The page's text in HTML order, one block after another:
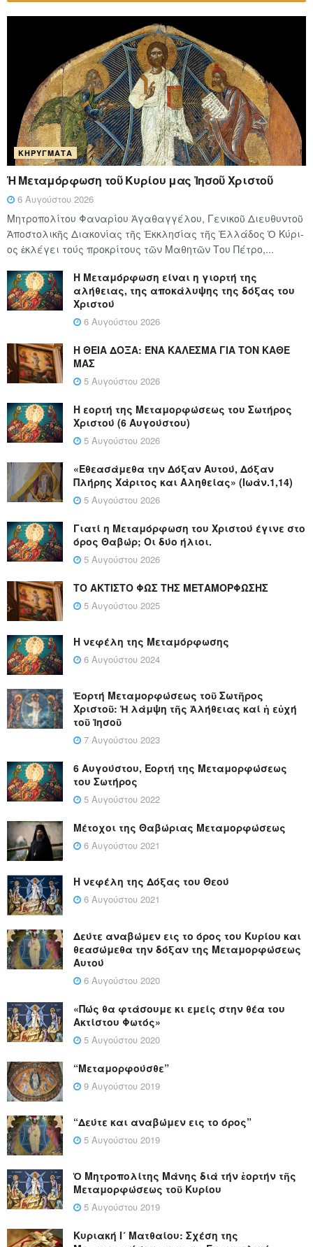
ΚΗΡΎΓΜΑΤΑ
Ἡ Μεταμόρφωση τοῦ Κυρίου μας Ἰησοῦ Χριστοῦ
6 Αυγούστου 2026
Μητροπολίτου Φαναρίου Ἀγαθαγγέλου, Γενικοῦ Διευθυντοῦ
Ἀποστολικῆς Διακονίας τῆς Ἐκκλησίας τῆς Ἑλλάδος Ὁ Κύ­ρι­
ος ἐκλέγει τούς προ­κρί­τους τῶν Μα­θη­τῶν Του Πέ­τρο,...
Η Μεταμόρφωση είναι η γιορτή της
αλήθειας, της αποκάλυψης της δόξας του
Χριστού
6 Αυγούστου 2026
Η ΘΕΙΑ ΔΟΞΑ: ΈΝΑ ΚΑΛΕΣΜΑ ΓΙΑ ΤΟΝ ΚΑΘΕ
ΜΑΣ
5 Αυγούστου 2026
Η εορτή της Μεταμορφώσεως του Σωτήρος
Χριστού (6 Αυγούστου)
5 Αυγούστου 2026
«Εθεασάμεθα την Δόξαν Αυτού, Δόξαν
Πλήρης Χάριτος και Αληθείας» (Ιωάν.1,14)
5 Αυγούστου 2026
Γιατί η Μεταμόρφωση του Χριστού έγινε στο
όρος Θαβώρ; Οι δύο ήλιοι.
5 Αυγούστου 2026
ΤΟ ΑΚΤΙΣΤΟ ΦΩΣ ΤΗΣ ΜΕΤΑΜΟΡΦΩΣΗΣ
5 Αυγούστου 2025
Η νεφέλη της Μεταμόρφωσης
6 Αυγούστου 2024
Ἑορτή Μεταμορφώσεως τοῦ Σωτῆρος
Χριστοῦ: Ἡ λάμψη τῆς Ἀλήθειας καί ἡ εὐχή
τοῦ Ἰησοῦ
7 Αυγούστου 2023
6 Αυγούστου, Εορτή της Μεταμορφώσεως
του Σωτήρος
5 Αυγούστου 2022
Μέτοχοι της Θαβώριας Μεταμορφώσεως
6 Αυγούστου 2021
Η νεφέλη της Δόξας του Θεού
6 Αυγούστου 2021
Δεύτε αναβώμεν εις το όρος του Κυρίου και
θεασώμεθα την δόξαν της Μεταμορφώσεως
Αυτού
6 Αυγούστου 2020
«Πώς θα φτάσουμε κι εμείς στην θέα του
Ακτίστου Φωτός»
5 Αυγούστου 2020
“Μεταμορφούσθε”
9 Αυγούστου 2019
“Δεύτε και αναβώμεν εις το όρος”
5 Αυγούστου 2019
Ὁ Μητροπολίτης Μάνης διά τήν ἑορτήν τῆς
Μεταμορφώσεως τοῦ Κυρίου
5 Αυγούστου 2019
Κυριακή Ι´ Ματθαίου: Σχέση της